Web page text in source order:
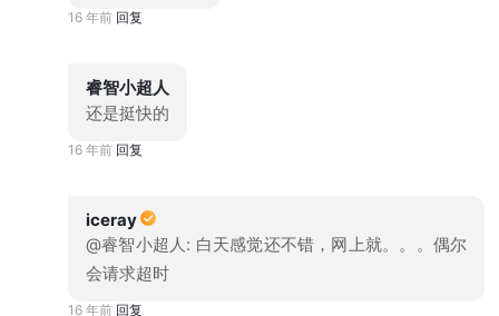
16 年前 回复
睿智小超人
还是挺快的
16 年前 回复
iceray
@睿智小超人: 白天感觉还不错，网上就。。。偶尔
会请求超时
16 年前 回复